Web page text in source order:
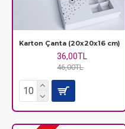
Karton Çanta (20x20x16 cm)
36,00TL
46,00TL